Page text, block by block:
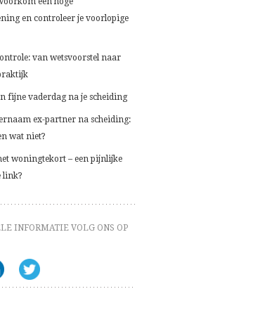
en controleer je voorlopige
van wetsvoorstel naar
fijne vaderdag na je scheiding
ex-partner na scheiding:
wat niet?
woningtekort – een pijnlijke
link?
INFORMATIE VOLG ONS OP